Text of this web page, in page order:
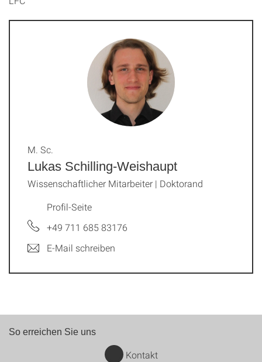
Lukas Schilling-Weishaupt
M. Sc.
Wissenschaftlicher Mitarbeiter | Doktorand
Profil-Seite
+49 711 685 83176
E-Mail schreiben
So erreichen Sie uns
Kontakt